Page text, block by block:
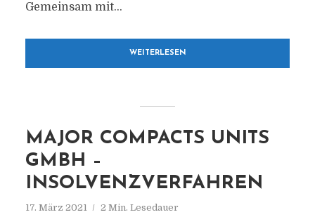
Gemeinsam mit...
WEITERLESEN
MAJOR COMPACTS UNITS
GMBH –
INSOLVENZVERFAHREN
17. März 2021 2 Min. Lesedauer